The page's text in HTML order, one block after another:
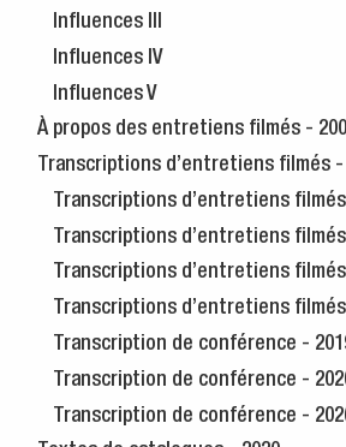
Influences III
Influences IV
Influences V
À propos des entretiens filmés -
Transcriptions d’entretiens filmés -
Transcriptions d’entretiens
Transcriptions d’entretiens
Transcriptions d’entretiens
Transcriptions d’entretiens
Transcription de conférence -
Transcription de conférence -
Transcription de conférence -